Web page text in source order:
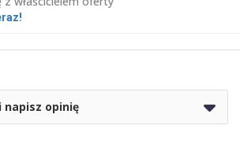
napisz opinię